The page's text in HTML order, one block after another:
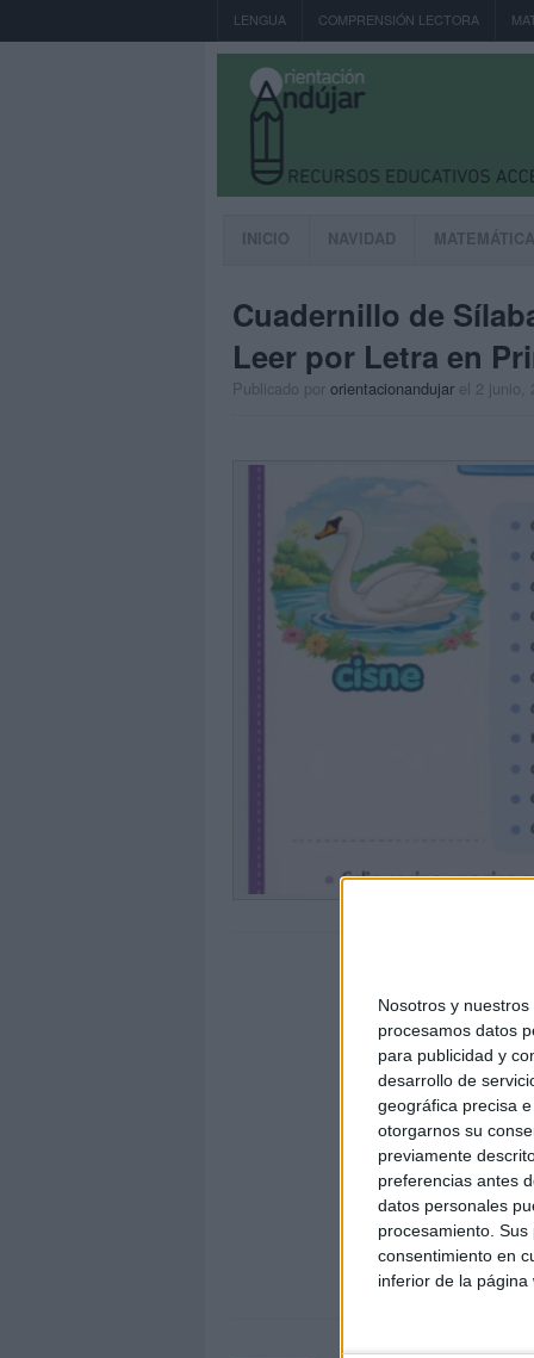
Nosotros y nuestros
procesamos datos
para publicidad y
desarrollo de
geográfica precisa
otorgarnos su
previamente
preferencias antes
datos personales
procesamiento.
consentimiento en
inferior de la página
LENGUA COMPRENSIÓN LECTORA
INICIO NAVIDAD
Cuadernillo de
Leer por Letra en
Publicado por orientacionandujar el 2 junio,